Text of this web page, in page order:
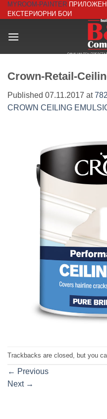
Skip
to
MYROOM-PAINTER
ЕКСТЕРИОРНИ БОИ
Crown-Retail-
Published 07.11.2017 at
CROWN CEILING
Trackbacks are closed, but you
← Previous
Next →